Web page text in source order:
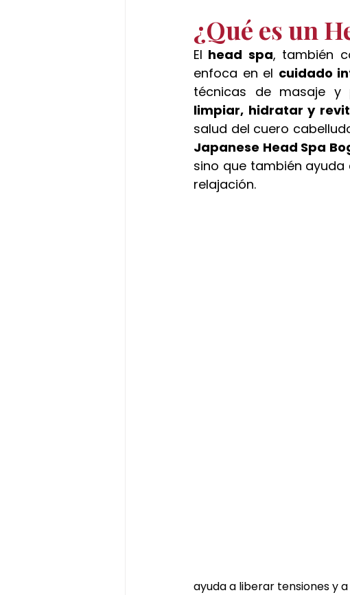
¿Qué es un
El head spa, también
enfoca en el cuidado
técnicas de masaje y
limpiar, hidratar y
salud del cuero
Japanese Head Spa
sino que también ayuda
relajación.
ayuda a liberar tensiones y